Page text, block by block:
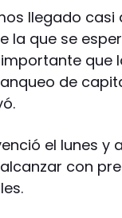
llegado casi
la que se
que
de
el lunes y
con